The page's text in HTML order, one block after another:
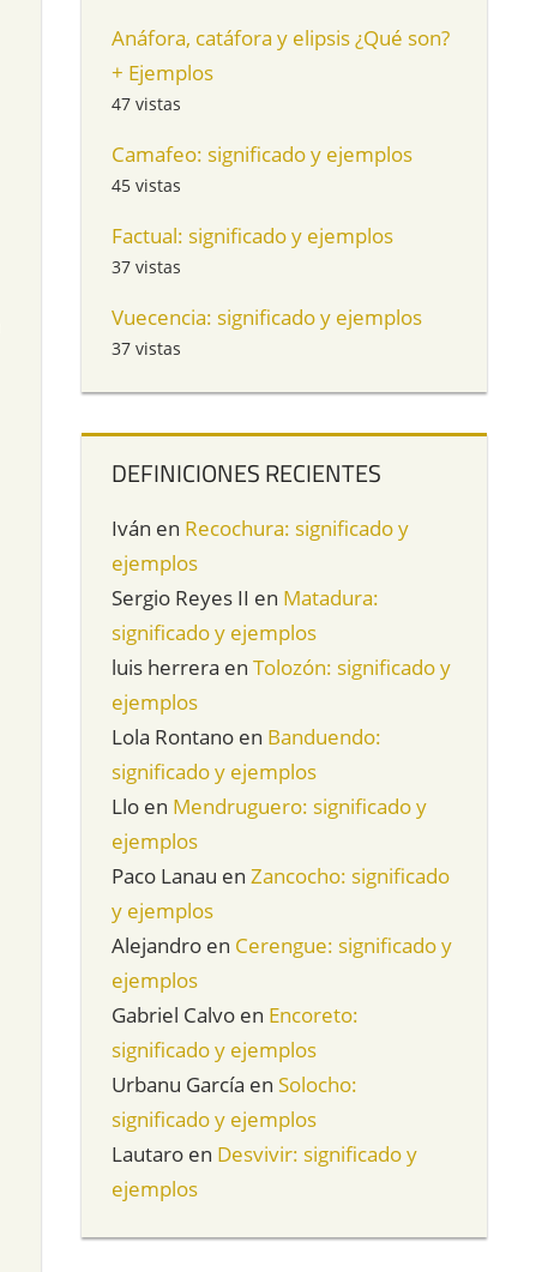
Anáfora, catáfora y elipsis ¿Qué son?
+ Ejemplos
47 vistas
Camafeo: significado y ejemplos
45 vistas
Factual: significado y ejemplos
37 vistas
Vuecencia: significado y ejemplos
37 vistas
DEFINICIONES RECIENTES
Iván en Recochura: significado y
ejemplos
Sergio Reyes II en Matadura:
significado y ejemplos
luis herrera enTolozón: significado y
ejemplos
Lola Rontano en Banduendo:
significado y ejemplos
Llo en Mendruguero: significado y
ejemplos
Paco Lanau enZancocho: significado
y ejemplos
Alejandro en Cerengue: significado y
ejemplos
Gabriel Calvo en Encoreto:
significado y ejemplos
Urbanu García enSolocho:
significado y ejemplos
Lautaro en Desvivir: significado y
ejemplos